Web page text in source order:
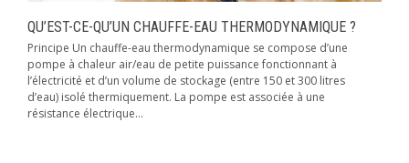
QU’EST-CE-QU’UN CHAUFFE-EAU THERMODYNAMIQUE ?
Principe Un chauffe-eau thermodynamique se compose d’une
pompe à chaleur air/eau de petite puissance fonctionnant à
l’électricité et d’un volume de stockage (entre 150 et 300 litres
d’eau) isolé thermiquement. La pompe est associée à une
résistance électrique...